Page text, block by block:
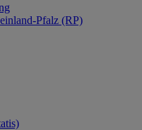
Pfalz (RP)